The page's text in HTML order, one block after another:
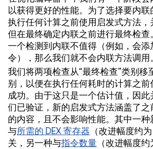
以获得更好的性能。为了选择要内
执行任何计算之前使用启发式方法
但在最终确定内联之前进行最终检
一个检测到内联不值得（例如，会添
令），那么我们就不会内联方法调用。
我们将两项检查从“最终检查”类别移
别，以便在执行任何耗时的计算之
成功。由于这只是一个估计值，因
们已验证，新的启发式方法涵盖了之
的内容，且不会影响性能。其中一
与所需的 DEX 寄存器 （改进幅度约
关，另一种与指令数量 （改进幅度约